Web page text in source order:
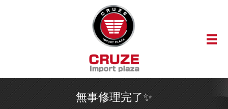
メ
無事修理完了✨